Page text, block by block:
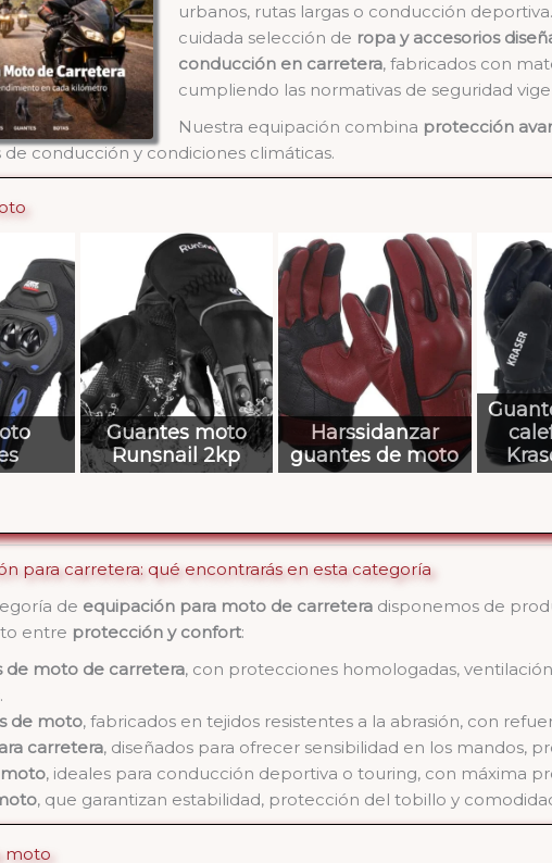
urbanos, rutas largas o conducción
cuidada selección de ropa y accesorios
conducción en carretera, fabricados con
cumpliendo las normativas de seguridad
Nuestra equipación combina protección
de conducción y condiciones climáticas.
Guantes moto
Runsnail 2kp
Harssidanzar
guantes de moto
para carretera: qué encontrarás en esta categoría
de equipación para moto de carretera disponemos de
entre protección y confort:
de moto de carretera, con protecciones homologadas,
de moto, fabricados en tejidos resistentes a la abrasión, con
carretera, diseñados para ofrecer sensibilidad en los mandos,
, ideales para conducción deportiva o touring, con máxima
, que garantizan estabilidad, protección del tobillo y
moto